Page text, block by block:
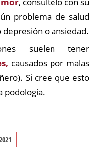
, consúltelo con su
problema de salud
o ansiedad.
suelen tener
causados por malas
Si cree que esto
podología.